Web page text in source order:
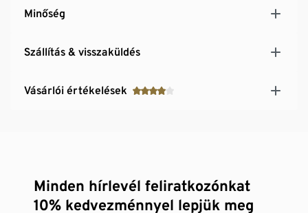
Minőség
Szállítás & visszaküldés
Vásárlói értékelések
Minden hírlevél feliratkozónkat
10% kedvezménnyel lepjük meg